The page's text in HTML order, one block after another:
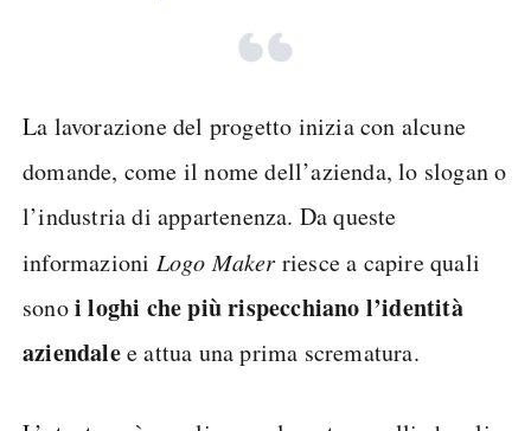
La lavorazione del progetto inizia con alcune
domande, come il nome dell’azienda, lo slogan o
l’industria di appartenenza. Da queste
informazioni Logo Maker riesce a capire quali
sonoi loghi che più rispecchiano l’identità
aziendalee attua una prima scrematura.